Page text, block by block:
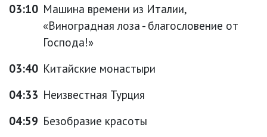
03:10 Машина времени из Италии,
«Виноградная лоза - благословение от
Господа!»
03:40 Китайские монастыри
04:33 Неизвестная Турция
04:59 Безобразие красоты